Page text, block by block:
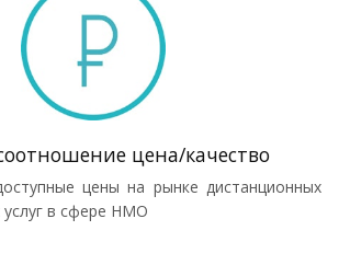
цена/качество
цены на рынке дистанционных
услуг в сфере НМО